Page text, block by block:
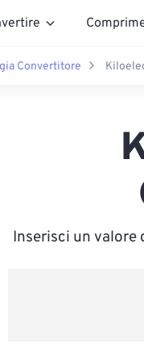
Convertitore
Inserisci un